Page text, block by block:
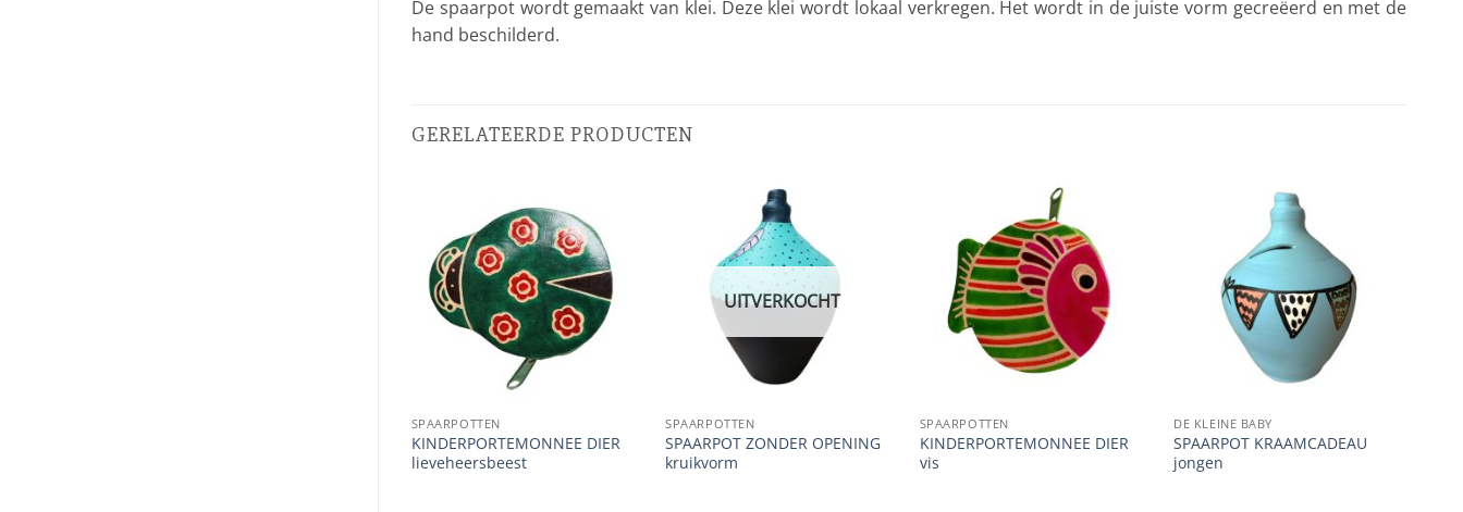
De spaarpot wordt gemaakt van klei. Deze klei wordt lokaal verkregen. Het wordt in de juiste vorm gecreëerd en met de
hand beschilderd.
GERELATEERDE PRODUCTEN
SPAARPOTTEN
KINDERPORTEMONNEE DIER
lieveheersbeest
UITVERKOCHT
SPAARPOTTEN
SPAARPOT ZONDER OPENING
kruikvorm
SPAARPOTTEN
KINDERPORTEMONNEE DIER
vis
DE KLEINE BABY
SPAARPOT KRAAMCADEAU
jongen